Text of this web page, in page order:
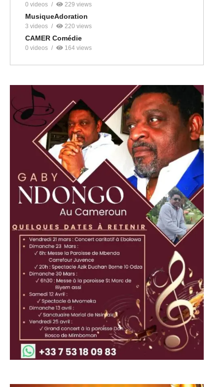
0 videos 229 views
MusiqueAdoration
3 videos 220 views
CAMER Comédie
0 videos 164 views